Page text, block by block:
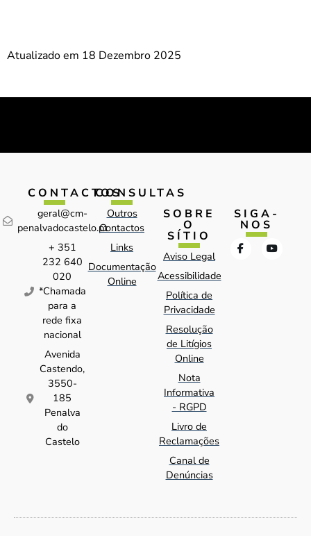
Atualizado em 18 Dezembro 2025
CONTACTOS
geral@cm-
penalvadocastelo.pt
+ 351
232 640
020
*Chamada
para a
rede fixa
nacional
Avenida
Castendo,
3550-
185
Penalva
do
Castelo
CONSULTAS
Outros
Contactos
Links
Documentação
Online
SOBRE
O
SÍTIO
Aviso Legal
Acessibilidade
Política de
Privacidade
Resolução
de Litígios
Online
Nota
Informativa
- RGPD
Livro de
Reclamações
Canal de
Denúncias
SIGA-
NOS